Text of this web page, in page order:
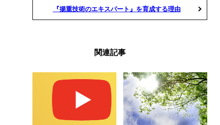
『揚重技術のエキスパート』を育成する理由
関連記事